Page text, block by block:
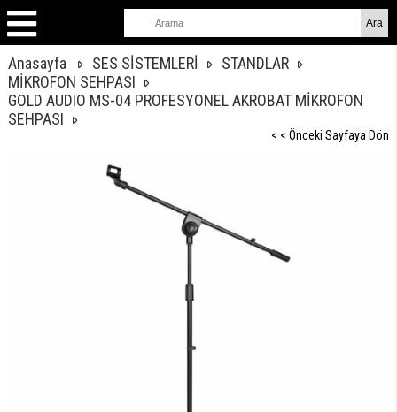
Anasayfa SES SİSTEMLERİ
STANDLAR
MİKROFON SEHPASI
GOLD AUDIO MS-04 PROFESYONEL AKROBAT MİKROFON
SEHPASI
< < Önceki Sayfaya Dön